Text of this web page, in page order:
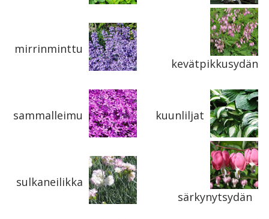
mirrinminttu
kevätpikkusydän
sammalleimu kuunliljat
sulkaneilikka
särkynytsydän